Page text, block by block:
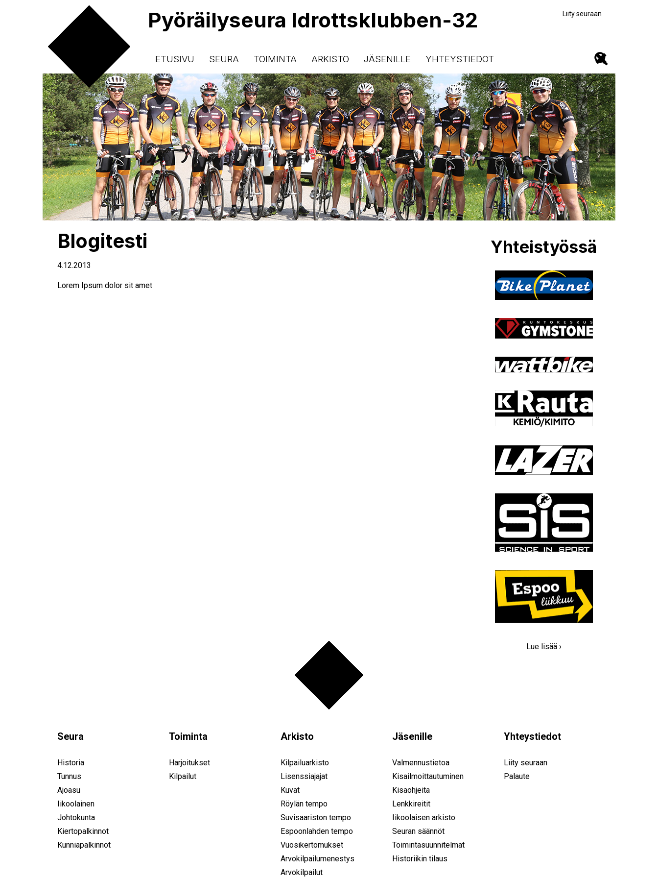
Pyöräilyseura Idrottsklubben-32
ETUSIVU SEURA TOIMINTA ARKISTO JÄSENILLE YHTEYSTIEDOT
Liity seuraan
Blogitesti
4.12.2013
Lorem Ipsum dolor sit amet
Yhteistyössä
Lue lisää ›
Seura
Historia
Tunnus
Ajoasu
Iikoolainen
Johtokunta
Kiertopalkinnot
Kunniapalkinnot
Toiminta
Harjoitukset
Kilpailut
Arkisto
Kilpailuarkisto
Lisenssiajajat
Kuvat
Röylän tempo
Suvisaariston tempo
Espoonlahden tempo
Vuosikertomukset
Arvokilpailumenestys
Arvokilpailut
Jäsenille
Valmennustietoa
Kisailmoittautuminen
Kisaohjeita
Lenkkireitit
Iikoolaisen arkisto
Seuran säännöt
Toimintasuunnitelmat
Historiikin tilaus
Yhteystiedot
Liity seuraan
Palaute